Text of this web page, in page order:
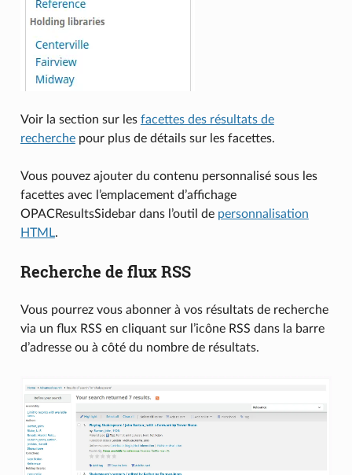
Voir la section sur les facettes des résultats de
recherchepour plus de détails sur les facettes.
Vous pouvez ajouter du contenu personnalisé sous les
facettes avec l’emplacement d’affichage
OPACResultsSidebar dans l’outil de personnalisation
HTML.
Recherche de flux RSS
Vous pourrez vous abonner à vos résultats de recherche
via un flux RSS en cliquant sur l’icône RSS dans la barre
d’adresse ou à côté du nombre de résultats.